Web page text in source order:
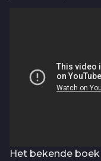
Het bekende